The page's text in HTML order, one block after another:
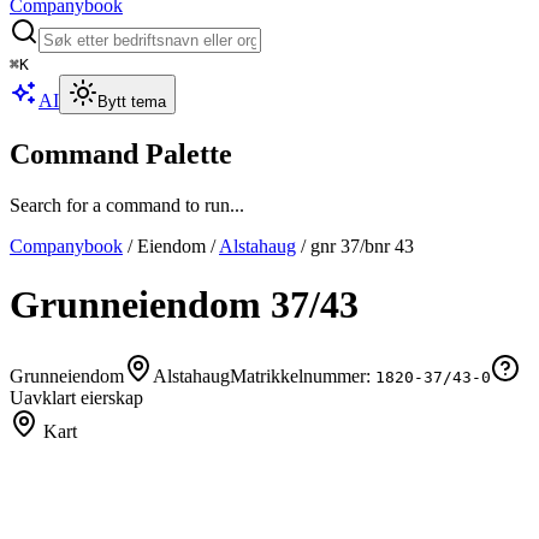
Companybook
⌘K
AI Bytt tema
Command Palette
Search for a command to run...
Companybook /Eiendom /Alstahaug / gnr37/bnr43
Grunneiendom 37/43
Grunneiendom AlstahaugMatrikkelnummer: 1820-37/43-0
Uavklart eierskap
Kart